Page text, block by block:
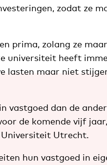
zodat ze
prima, zolang ze
universiteit heeft
lasten maar niet
vastgoed dan de
de komende vijf
Utrecht.
hun vastgoed in